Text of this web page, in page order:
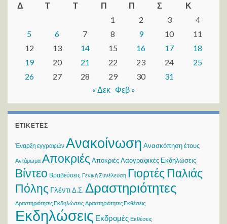
Δ
Τ Τ Π Π Σ
Κ
1
2 3
4
5
6 7 8 9 10
11
12
13 14 15 16 17
18
19
20 21 22 23 24
25
26
27 28 29 30
31
« Δεκ Φεβ »
ΕΤΙΚΈΤΕΣ
Έναρξη εγγραφών Ανακοίνωση Ανασκόπηση έτους
Αντάμωμα Αποκριές Αποκριές Λαογραφικές Εκδηλώσεις
Βίντεο Βραβεύσεις Γενική Συνέλευση Γιορτές Παλιάς
Πόλης ΓλέντιΔ.Σ. Δραστηριότητες
Δραστηριότητες Εκδηλώσεις Δραστηριότητες Εκθέσεις
Εκδηλώσεις Εκδρομές Εκθέσεις